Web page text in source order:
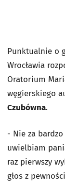
Punktualnie o
Wrocławia
Oratorium
węgierskiego
Czubówna.
- Nie za
uwielbiam
raz pierwszy
głos z